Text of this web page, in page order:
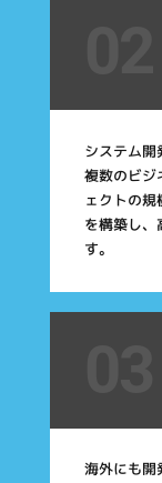
システム開
複数のビジ
ェクトの
を構築し、
す。
海外にも開